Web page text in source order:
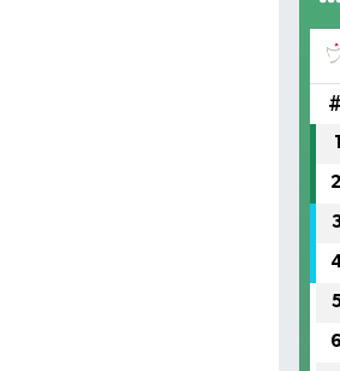
#
1
2
6